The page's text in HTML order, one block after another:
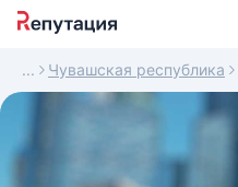
Чувашская республика